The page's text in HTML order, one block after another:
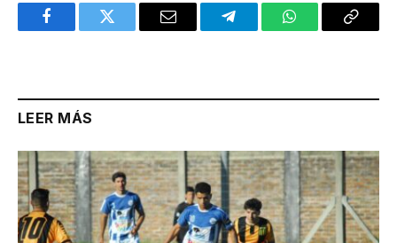
FacebookTwitter Email TelegramWhatsAppCopy
LEER MÁS